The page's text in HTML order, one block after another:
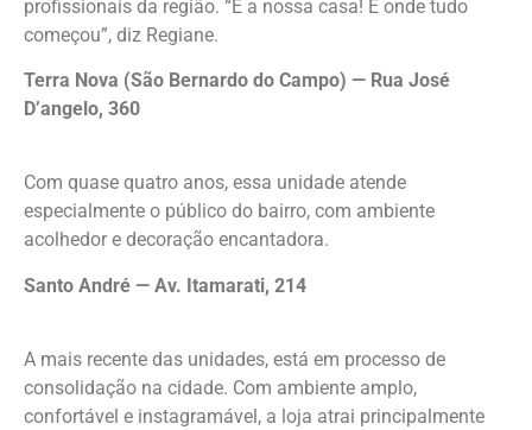
profissionais da região. “É a nossa casa! É onde tudo
começou”, diz Regiane.
Terra Nova (São Bernardo do Campo) — Rua José
D’angelo, 360
Com quase quatro anos, essa unidade atende
especialmente o público do bairro, com ambiente
acolhedor e decoração encantadora.
Santo André — Av. Itamarati, 214
A mais recente das unidades, está em processo de
consolidação na cidade. Com ambiente amplo,
confortável e instagramável, a loja atrai principalmente